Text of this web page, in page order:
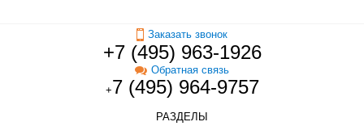
Заказать звонок
+7 (495) 963-1926
Обратная связь
+7 (495) 964-9757
РАЗДЕЛЫ